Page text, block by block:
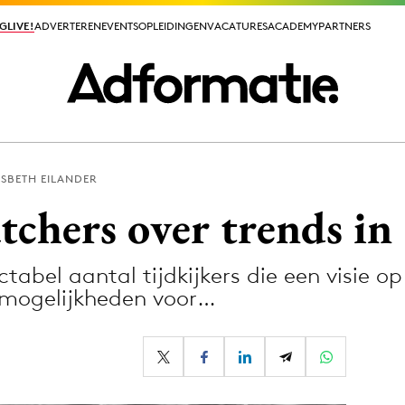
ADVERTERENEVENTSOPLEIDINGENVACATURESACADEMYPARTNERS
ADVERTERENEVENTSOPLEIDINGENVACATURESACADEMYPARTNERS
Merkstrategie
PR
EILANDER
over trends in
aantal tijdkijkers die een visie
voor…